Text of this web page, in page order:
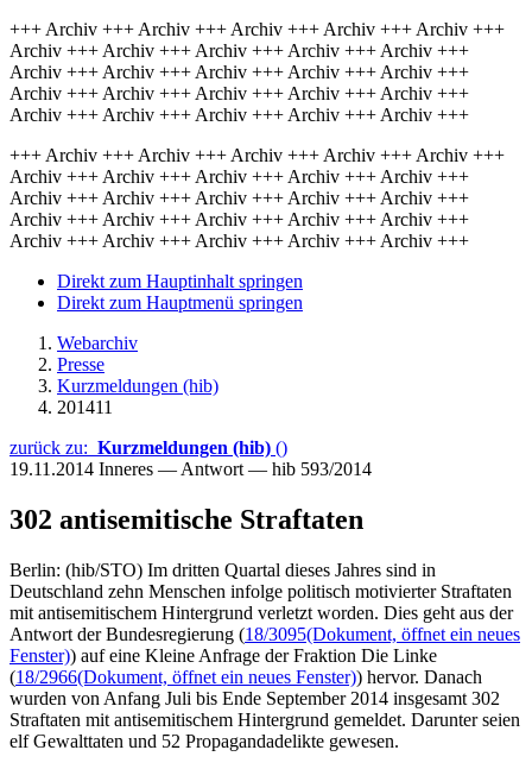
+++ Archiv +++ Archiv +++ Archiv +++ Archiv +++ Archiv +++
Archiv +++ Archiv +++ Archiv +++ Archiv +++ Archiv +++
Archiv +++ Archiv +++ Archiv +++ Archiv +++ Archiv +++
Archiv +++ Archiv +++ Archiv +++ Archiv +++ Archiv +++
Archiv +++ Archiv +++ Archiv +++ Archiv +++ Archiv +++
+++ Archiv +++ Archiv +++ Archiv +++ Archiv +++ Archiv +++
Archiv +++ Archiv +++ Archiv +++ Archiv +++ Archiv +++
Archiv +++ Archiv +++ Archiv +++ Archiv +++ Archiv +++
Archiv +++ Archiv +++ Archiv +++ Archiv +++ Archiv +++
Archiv +++ Archiv +++ Archiv +++ Archiv +++ Archiv +++
Direkt zum Hauptinhalt springen
Direkt zum Hauptmenü springen
Webarchiv
Presse
Kurzmeldungen (hib)
201411
zurück zu: Kurzmeldungen (hib) ()
19.11.2014 Inneres — Antwort — hib 593/2014
302 antisemitische Straftaten
Berlin: (hib/STO) Im dritten Quartal dieses Jahres sind in
Deutschland zehn Menschen infolge politisch motivierter Straftaten
mit antisemitischem Hintergrund verletzt worden. Dies geht aus der
Antwort der Bundesregierung (18/3095(Dokument, öffnet ein neues
Fenster)) auf eine Kleine Anfrage der Fraktion Die Linke
(18/2966(Dokument, öffnet ein neues Fenster)) hervor. Danach
wurden von Anfang Juli bis Ende September 2014 insgesamt 302
Straftaten mit antisemitischem Hintergrund gemeldet. Darunter seien
elf Gewalttaten und 52 Propagandadelikte gewesen.